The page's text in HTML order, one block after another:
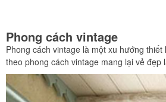
Phong cách vintage
Phong cách vintage là một xu hướng
theo phong cách vintage mang lại vẻ